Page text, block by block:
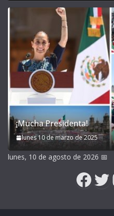
¡Mucha Presidenta!
lunes 10 de marzo de 2025
lunes, 10 de agosto de 2026 📅